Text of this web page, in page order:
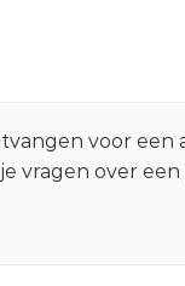
voor een
vragen over